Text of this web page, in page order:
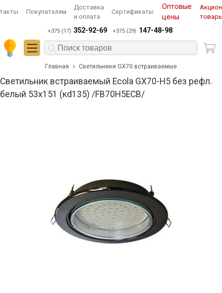
Покупателям
Доставка
и оплата
Сертификаты
Оптовые
цены
+375 (17) 352-92-69 +375 (29) 147-48-98
Главная Светильники GX70 встраиваемые
Светильник встраиваемый Ecola GX70-H5 без рефл.
белый 53x151 (кd135) /FB70H5ECB/